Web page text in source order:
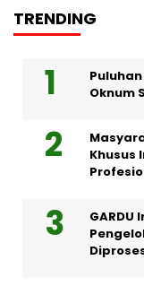
TRENDING
Oknum
Khusus